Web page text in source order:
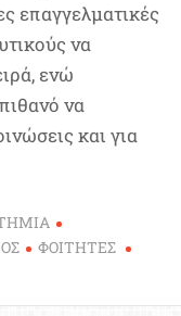
επαγγελματικές
να
ενώ
να
και για
ΦΟΙΤΗΤΕΣ